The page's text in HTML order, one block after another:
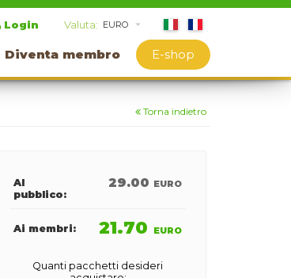
Valuta:
Login
Diventa membro E-shop
Torna indietro
Al
pubblico:
29.00 EURO
Ai membri: 21.70 EURO
Quanti pacchetti desideri